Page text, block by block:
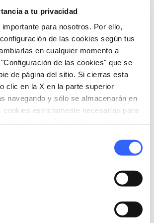
a tu privacidad
para nosotros. Por ello,
de las cookies según tus
en cualquier momento a
de las cookies" que se
de página del sitio. Si cierras esta
clic en la X en la parte superior
navegando y sólo se almacenarán en
cookies estrictamente necesarias para
directions Indicaciones
Duomo a Prato
59100 Prato PO, Italia
chevron_right
chevron_right